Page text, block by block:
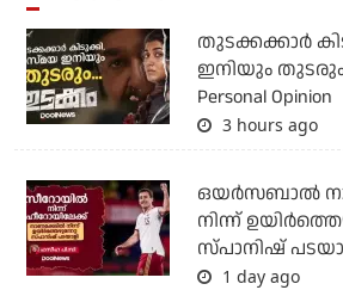
തുടക്കക്കാര്‍
ഇനിയും തുടരും...
Personal Opinion
3 hours ago
ഒയര്‍സബാൽ
നിന്ന്
സ്പാനിഷ്
1 day ago